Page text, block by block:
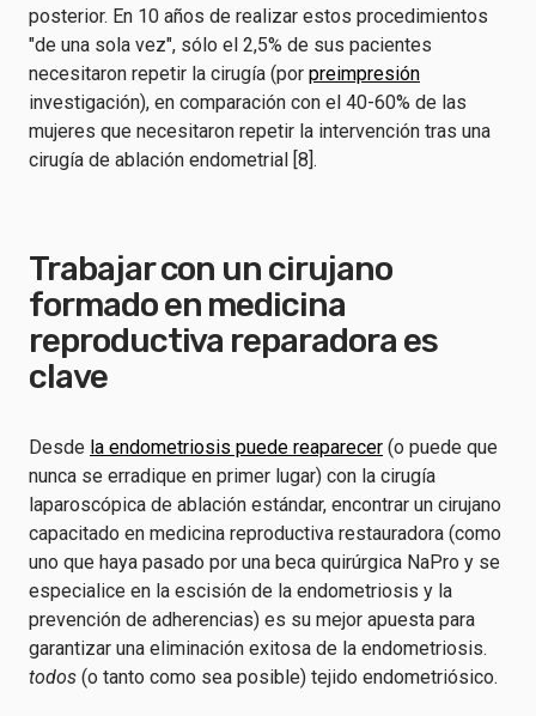
posterior. En 10 años de realizar estos procedimientos
"de una sola vez", sólo el 2,5% de sus pacientes
necesitaron repetir la cirugía (por preimpresión
investigación), en comparación con el 40-60% de las
mujeres que necesitaron repetir la intervención tras una
cirugía de ablación endometrial [8].
Trabajar con un cirujano
formado en medicina
reproductiva reparadora es
clave
Desde la endometriosis puede reaparecer (o puede que
nunca se erradique en primer lugar) con la cirugía
laparoscópica de ablación estándar, encontrar un cirujano
capacitado en medicina reproductiva restauradora (como
uno que haya pasado por una beca quirúrgica NaPro y se
especialice en la escisión de la endometriosis y la
prevención de adherencias) es su mejor apuesta para
garantizar una eliminación exitosa de la endometriosis.
todos (o tanto como sea posible) tejido endometriósico.